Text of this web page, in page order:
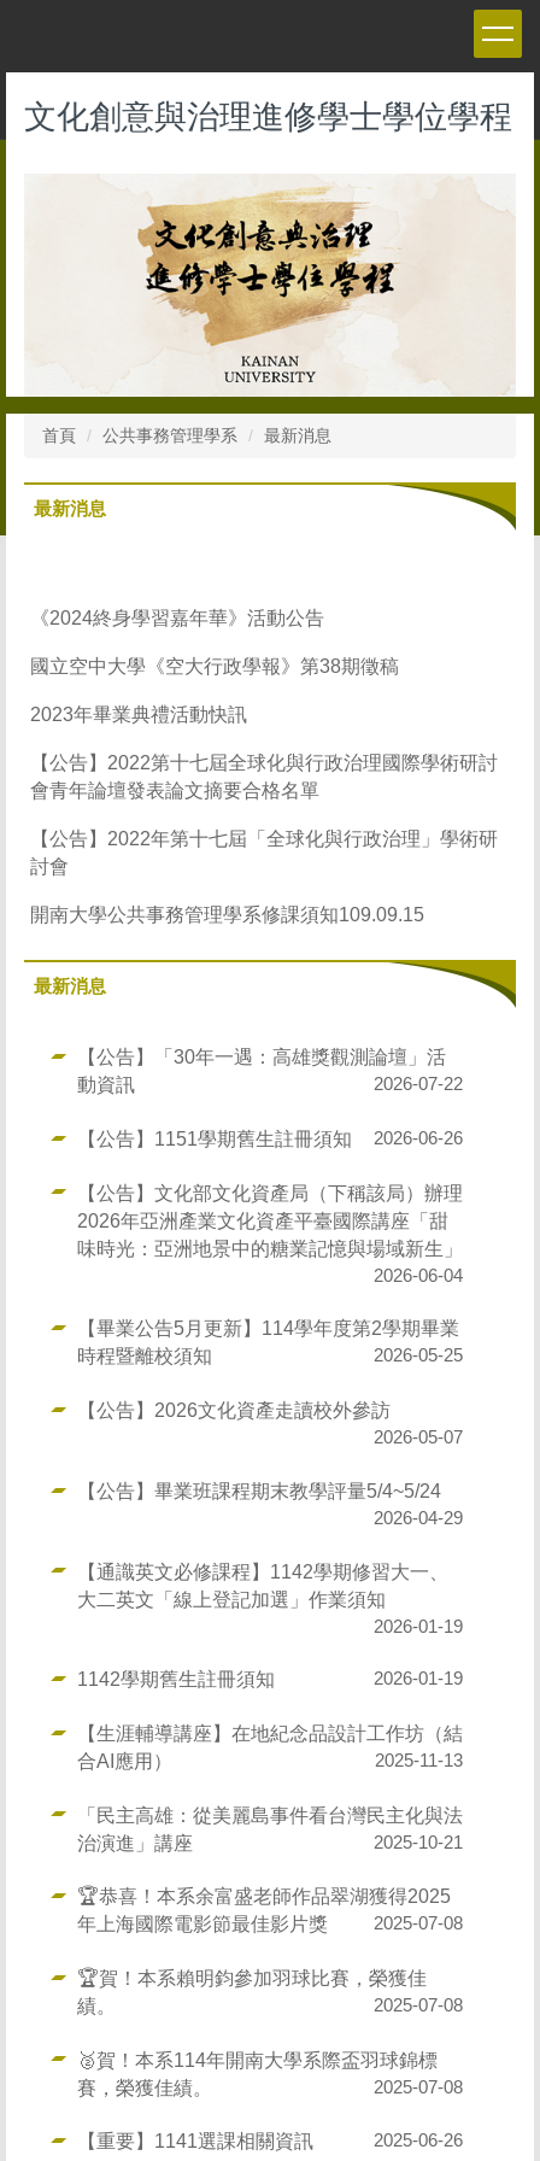
文化創意與治理進修學士學位學程
首頁 公共事務管理學系 最新消息
最新消息
《2024終身學習嘉年華》活動公告
國立空中大學《空大行政學報》第38期徵稿
2023年畢業典禮活動快訊
【公告】2022第十七屆全球化與行政治理國際學術研討
會青年論壇發表論文摘要合格名單
【公告】2022年第十七屆「全球化與行政治理」學術研
討會
開南大學公共事務管理學系修課須知109.09.15
最新消息
【公告】「30年一遇：高雄獎觀測論壇」活
動資訊
2026-07-22
【公告】1151學期舊生註冊須知 2026-06-26
【公告】文化部文化資產局（下稱該局）辦理
2026年亞洲產業文化資產平臺國際講座「甜
味時光：亞洲地景中的糖業記憶與場域新生」
2026-06-04
【畢業公告5月更新】114學年度第2學期畢業
時程暨離校須知
2026-05-25
【公告】2026文化資產走讀校外參訪
2026-05-07
【公告】畢業班課程期末教學評量5/4~5/24
2026-04-29
【通識英文必修課程】1142學期修習大一、
大二英文「線上登記加選」作業須知
2026-01-19
1142學期舊生註冊須知 2026-01-19
【生涯輔導講座】在地紀念品設計工作坊（結
合AI應用）
2025-11-13
「民主高雄：從美麗島事件看台灣民主化與法
治演進」講座
2025-10-21
🏆恭喜！本系余富盛老師作品翠湖獲得2025
年上海國際電影節最佳影片獎
2025-07-08
🏆賀！本系賴明鈞參加羽球比賽，榮獲佳
績。
2025-07-08
🥈賀！本系114年開南大學系際盃羽球錦標
賽，榮獲佳績。
2025-07-08
【重要】1141選課相關資訊 2025-06-26